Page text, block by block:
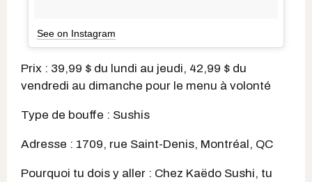
See on Instagram
Prix : 39,99 $ du lundi au jeudi, 42,99 $ du
vendredi au dimanche pour le menu à volonté
Type de bouffe : Sushis
Adresse : 1709, rue Saint-Denis, Montréal, QC
Pourquoi tu dois y aller : Chez Kaëdo Sushi, tu